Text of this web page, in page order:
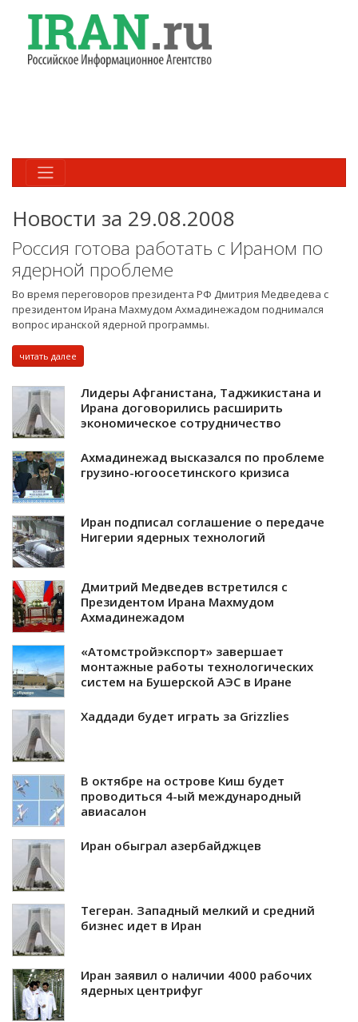
Новости за 29.08.2008
Россия готова работать с Ираном по
ядерной проблеме
Во время переговоров президента РФ Дмитрия Медведева с
президентом Ирана Махмудом Ахмадинежадом поднимался
вопрос иранской ядерной программы.
читать далее
Лидеры Афганистана, Таджикистана и
Ирана договорились расширить
экономическое сотрудничество
Ахмадинежад высказался по проблеме
грузино-югоосетинского кризиса
Иран подписал соглашение о передаче
Нигерии ядерных технологий
Дмитрий Медведев встретился с
Президентом Ирана Махмудом
Ахмадинежадом
«Атомстройэкспорт» завершает
монтажные работы технологических
систем на Бушерской АЭС в Иране
Хаддади будет играть за Grizzlies
В октябре на острове Киш будет
проводиться 4-ый международный
авиасалон
Иран обыграл азербайджцев
Тегеран. Западный мелкий и средний
бизнес идет в Иран
Иран заявил о наличии 4000 рабочих
ядерных центрифуг